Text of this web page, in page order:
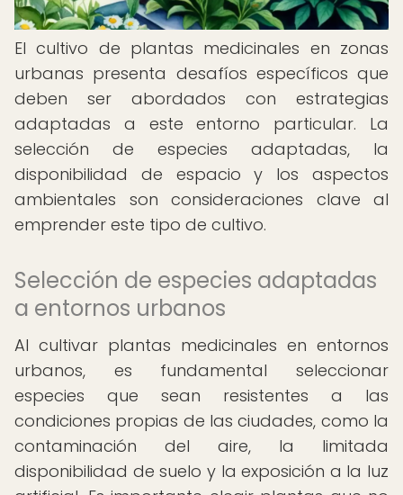
El cultivo de plantas medicinales en zonas
urbanas presenta desafíos específicos que
deben ser abordados con estrategias
adaptadas a este entorno particular. La
selección de especies adaptadas, la
disponibilidad de espacio y los aspectos
ambientales son consideraciones clave al
emprender este tipo de cultivo.
Selección de especies adaptadas
a entornos urbanos
Al cultivar plantas medicinales en entornos
urbanos, es fundamental seleccionar
especies que sean resistentes a las
condiciones propias de las ciudades, como la
contaminación del aire, la limitada
disponibilidad de suelo y la exposición a la luz